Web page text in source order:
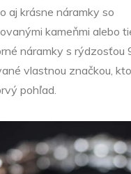
aj krásne náramky so
kameňmi alebo
náramky s
vlastnou značkou,
pohľad.